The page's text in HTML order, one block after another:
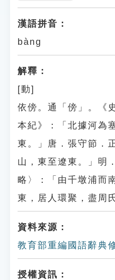
漢語拼音：
bàng
解釋：
[動]
依傍。通「傍」。《
本紀》：「北據河為
東。」唐．張守節．
山，東至遼東。」明
略〉：「由千墩浦而
東，居人環聚，盡周
資料來源：
教育部重編國語辭典
授權資訊：